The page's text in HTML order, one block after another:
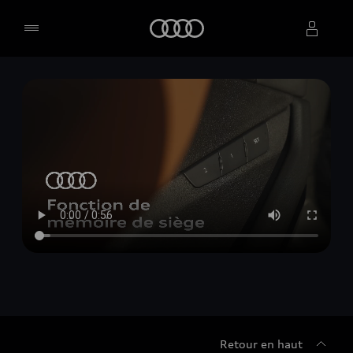
Sélectionner un concessionnaire
Retour en haut